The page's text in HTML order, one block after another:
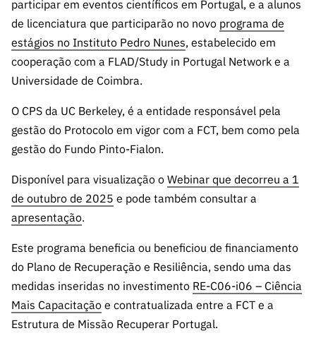
participar em eventos científicos em Portugal, e a alunos
de licenciatura que participarão no novo programa de
estágios no Instituto Pedro Nunes, estabelecido em
cooperação com a FLAD/Study in Portugal Network e a
Universidade de Coimbra.
O CPS da UC Berkeley, é a entidade responsável pela
gestão do Protocolo em vigor com a FCT, bem como pela
gestão do Fundo Pinto-Fialon.
Disponível para visualização o Webinar que decorreu a 1
de outubro de 2025 e pode também consultar a
apresentação.
Este programa beneficia ou beneficiou de financiamento
do Plano de Recuperação e Resiliência, sendo uma das
medidas inseridas no investimento RE-C06-i06 – Ciência
Mais Capacitação e contratualizada entre a FCT e a
Estrutura de Missão Recuperar Portugal.